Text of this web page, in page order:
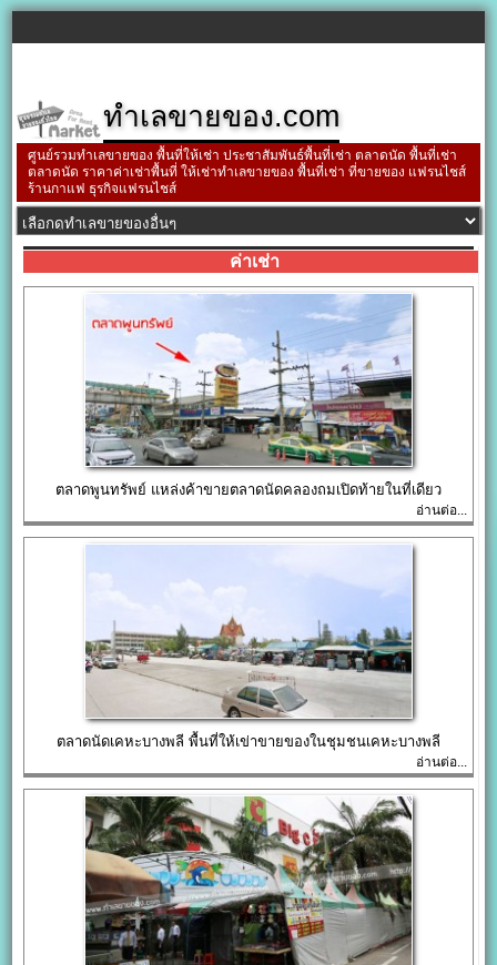
ทำเลขายของ.com
ศูนย์รวมทำเลขายของ พื้นที่ให้เช่า ประชาสัมพันธ์พื้นที่เช่า ตลาดนัด พื้นที่เช่า
ตลาดนัด ราคาค่าเช่าพื้นที่ ให้เช่าทำเลขายของ พื้นที่เช่า ที่ขายของ แฟรนไชส์
ร้านกาแฟ ธุรกิจแฟรนไชส์
ค่าเช่า
ตลาดพูนทรัพย์ แหล่งค้าขายตลาดนัดคลองถมเปิดท้ายในที่เดียว
อ่านต่อ...
ตลาดนัดเคหะบางพลี พื้นที่ให้เข่าขายของในชุมชนเคหะบางพลี
อ่านต่อ...